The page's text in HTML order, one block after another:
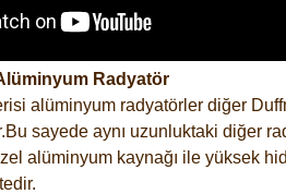
Radyatör
alüminyum radyatörler diğer
sayede aynı uzunluktaki diğer
alüminyum kaynağı ile yüksek